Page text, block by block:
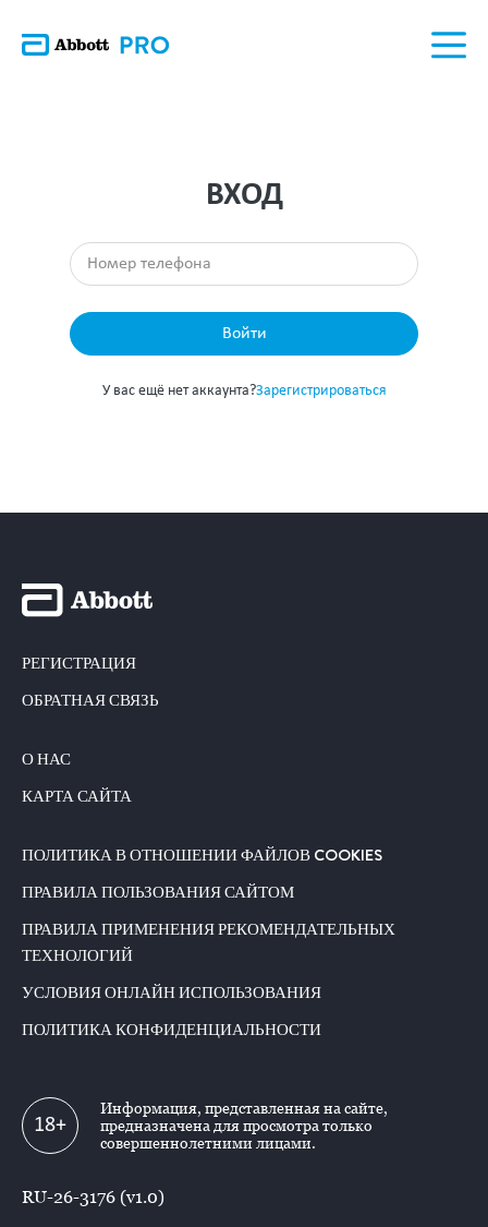
ВХОД
Войти
У вас ещё нет аккаунта?Зарегистрироваться
РЕГИСТРАЦИЯ
ОБРАТНАЯ СВЯЗЬ
О НАС
КАРТА САЙТА
ПОЛИТИКА В ОТНОШЕНИИ ФАЙЛОВ COOKIES
ПРАВИЛА ПОЛЬЗОВАНИЯ САЙТОМ
ПРАВИЛА ПРИМЕНЕНИЯ РЕКОМЕНДАТЕЛЬНЫХ
ТЕХНОЛОГИЙ
УСЛОВИЯ ОНЛАЙН ИСПОЛЬЗОВАНИЯ
ПОЛИТИКА КОНФИДЕНЦИАЛЬНОСТИ
18+
Информация, представленная на сайте,
предназначена для просмотра только
совершеннолетними лицами.
RU-26-3176 (v1.0)